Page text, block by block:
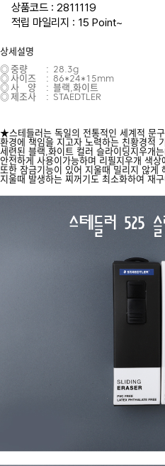
상품코드 : 2811119
적립 마일리지 : 15 Point~
상세설명
◎중량 :
28.3g
◎사이즈 :
86*24*15mm
◎사 양 : 블랙,화이트
◎제조사 : STAEDTLER
★스테들러는 독일의 전통적인 세계적 문
환경에 책임을 지고자 노력하는 친황경적
세련된 블랙,화이트 컬러 슬라이딩지우개
안전하게 사용이가능하며 리필지우개 색
또한 잠금기능이 있어 지울때 밀리지 않게
지울때 발생하는 찌꺼기도 최소화하여 재